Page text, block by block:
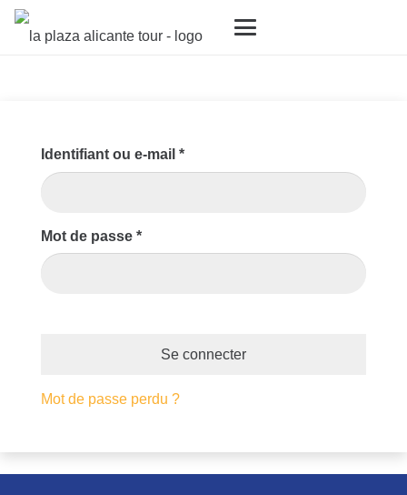
Identifiant ou e-mail *Obligatoire
Mot de passe *Obligatoire
Se connecter
Mot de passe perdu ?